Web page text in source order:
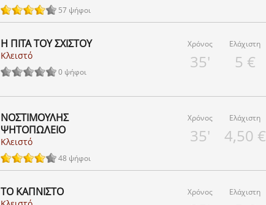
57 ψήφοι
Η ΠΙΤΑ ΤΟΥ ΣΧΙΣΤΟΥ
Κλειστό
0 ψήφοι
Χρόνος
35'
Ελάχιστη
5 €
ΝΟΣΤΙΜΟΥΛΗΣ
ΨΗΤΟΠΩΛΕΙΟ
Κλειστό
48 ψήφοι
Χρόνος
35'
Ελάχιστη
4,50 €
ΤΟ ΚΑΠΝΙΣΤΟ Χρόνος Ελάχιστη